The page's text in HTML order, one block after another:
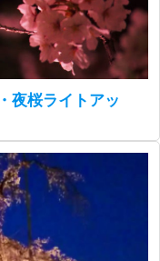
夜桜ライトアッ